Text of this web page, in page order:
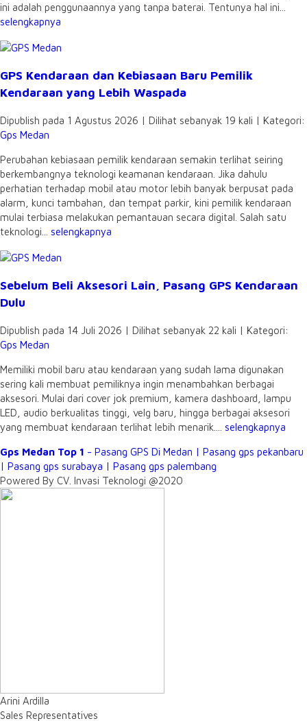
ini adalah penggunaannya yang tanpa baterai. Tentunya hal ini...
selengkapnya
GPS Kendaraan dan Kebiasaan Baru Pemilik
Kendaraan yang Lebih Waspada
Dipublish pada 1 Agustus 2026 | Dilihat sebanyak 19 kali | Kategori:
Gps Medan
Perubahan kebiasaan pemilik kendaraan semakin terlihat seiring
berkembangnya teknologi keamanan kendaraan. Jika dahulu
perhatian terhadap mobil atau motor lebih banyak berpusat pada
alarm, kunci tambahan, dan tempat parkir, kini pemilik kendaraan
mulai terbiasa melakukan pemantauan secara digital. Salah satu
teknologi... selengkapnya
Sebelum Beli Aksesori Lain, Pasang GPS Kendaraan
Dulu
Dipublish pada 14 Juli 2026 | Dilihat sebanyak 22 kali | Kategori:
Gps Medan
Memiliki mobil baru atau kendaraan yang sudah lama digunakan
sering kali membuat pemiliknya ingin menambahkan berbagai
aksesori. Mulai dari cover jok premium, kamera dashboard, lampu
LED, audio berkualitas tinggi, velg baru, hingga berbagai aksesori
yang membuat kendaraan terlihat lebih menarik.... selengkapnya
Gps Medan Top 1 - Pasang GPS Di Medan | Pasang gps pekanbaru
| Pasang gps surabaya | Pasang gps palembang
Powered By CV. Invasi Teknologi @2020
Arini Ardilla
Sales Representatives